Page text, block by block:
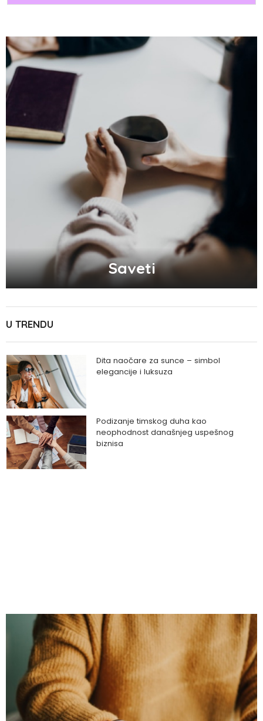
Saveti
U TRENDU
Dita naočare za sunce – simbol
elegancije i luksuza
Podizanje timskog duha kao
neophodnost današnjeg uspešnog
biznisa